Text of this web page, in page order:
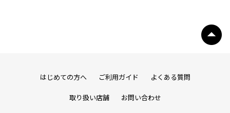
はじめての方へ ご利用ガイド よくある質問
取り扱い店舗 お問い合わせ